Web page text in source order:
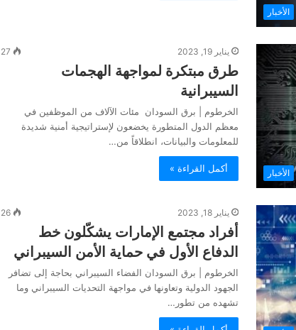
الأخبار
الأخبار
يناير 19, 2023 27
طرق مبتكرة لمواجهة الهجمات
السيبرانية
الخرطوم | برق السودان مئات الآلاف من الموظفين في
معظم الدول المتطورة يخضعون لإستراتيجية أمنية شديدة
للمعلومات والبيانات، انطلاقاً من…
أكمل القراءة »
يناير 18, 2023 26
أفراد مجتمع الإمارات يشكّلون خط
الدفاع الأول في حماية الأمن السيبراني
الخرطوم | برق السودان الفضاء السيبراني بحاجة إلى تضافر
الجهود الدولية وتعاونها في مواجهة التحديات السيبراني وما
تشهده من تطور…